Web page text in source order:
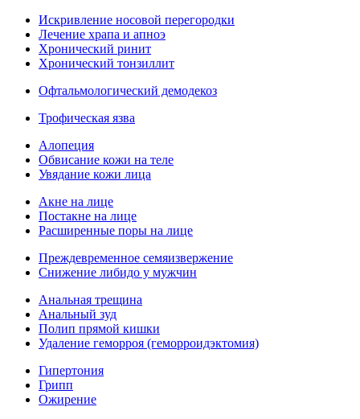
Искривление носовой перегородки
Лечение храпа и апноэ
Хронический ринит
Хронический тонзиллит
Офтальмологический демодекоз
Трофическая язва
Алопеция
Обвисание кожи на теле
Увядание кожи лица
Акне на лице
Постакне на лице
Расширенные поры на лице
Преждевременное семяизвержение
Снижение либидо у мужчин
Анальная трещина
Анальный зуд
Полип прямой кишки
Удаление геморроя (геморроидэктомия)
Гипертония
Грипп
Ожирение